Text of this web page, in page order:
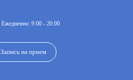
Ежедневно: 9.00 - 20.00
Запись на прием